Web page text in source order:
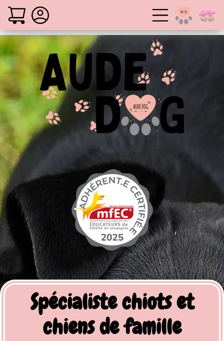
Spécialiste chiots et
chiens de famille